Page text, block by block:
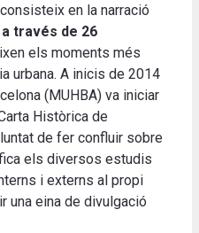
en la narració
través de 26
els moments més
urbana. A inicis de 2014
(MUHBA) va iniciar
Històrica de
de fer confluir sobre
els diversos estudis
i externs al propi
una eina de divulgació